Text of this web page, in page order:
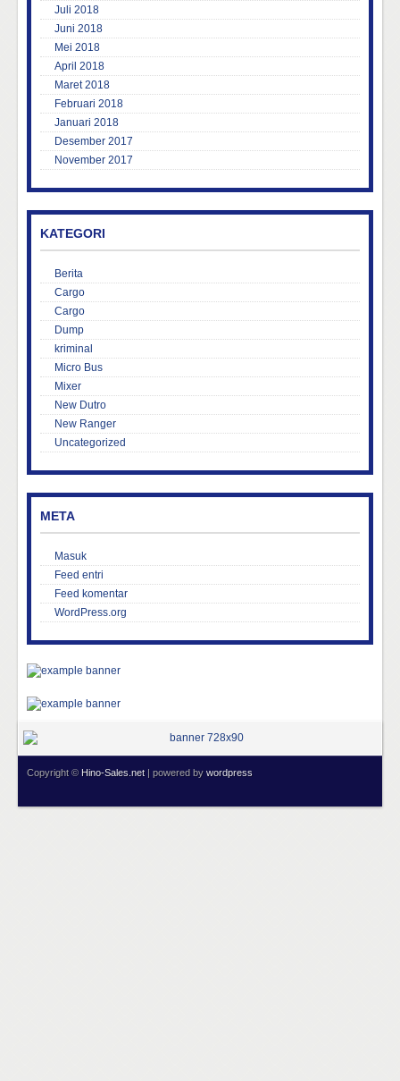
Juli 2018
Juni 2018
Mei 2018
April 2018
Maret 2018
Februari 2018
Januari 2018
Desember 2017
November 2017
KATEGORI
Berita
Cargo
Cargo
Dump
kriminal
Micro Bus
Mixer
New Dutro
New Ranger
Uncategorized
META
Masuk
Feed entri
Feed komentar
WordPress.org
Copyright © Hino-Sales.net | powered by wordpress